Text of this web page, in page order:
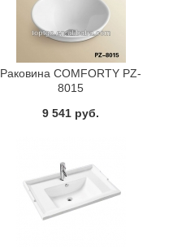
Раковина COMFORTY PZ-
8015
9 541 руб.